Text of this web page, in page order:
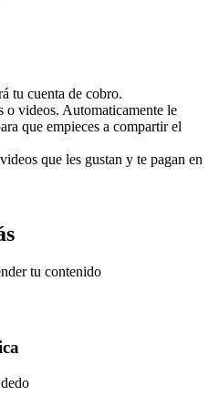
tu cuenta de cobro.
o videos. Automaticamente le
que empieces a compartir el
que les gustan y te pagan en
tu contenido